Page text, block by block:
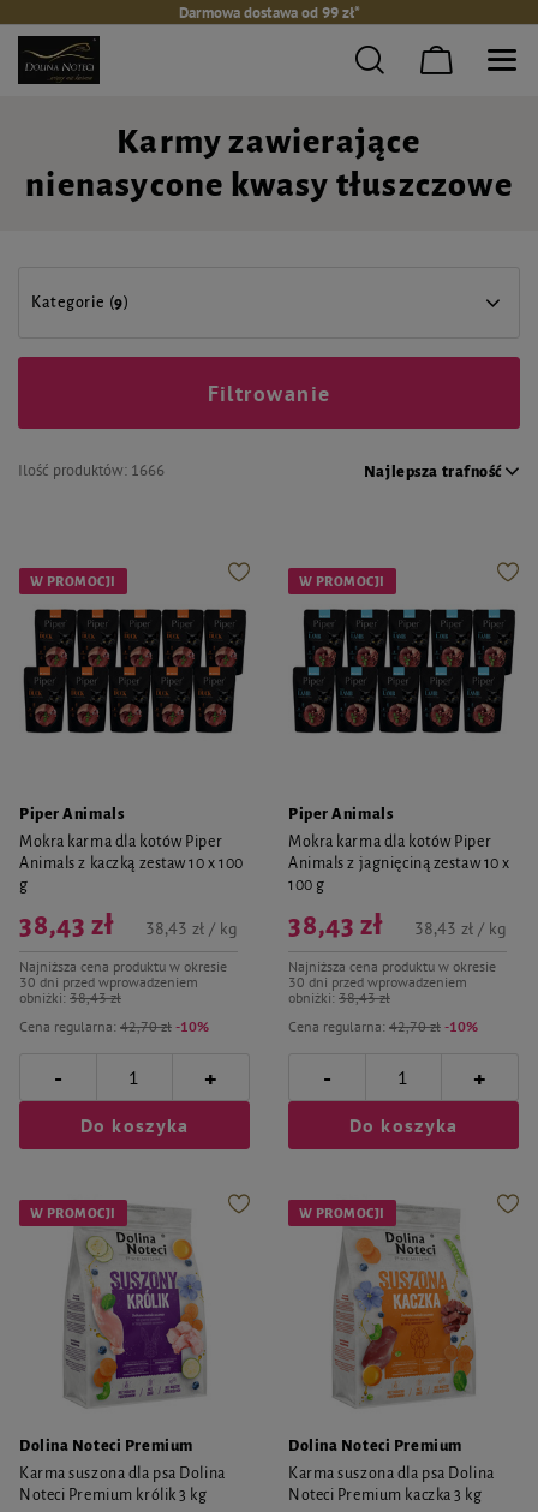
Darmowa dostawa od 99 zł*
Karmy zawierające
nienasycone kwasy tłuszczowe
Kategorie (9)
Ilość produktów: 1666 Najlepsza trafność
Filtrowanie
W PROMOCJI
Piper Animals
Mokra karma dla kotów Piper
Animals z kaczką zestaw 10 x 100
g
Cena regularna: 42,70 zł -10%
38,43 zł
Najniższa cena produktu w okresie
30 dni przed wprowadzeniem
obniżki: 38,43 zł
38,43 zł / kg
- +
Do koszyka
W PROMOCJI
Piper Animals
Mokra karma dla kotów Piper
Animals z jagnięciną zestaw 10 x
100 g
Cena regularna: 42,70 zł -10%
38,43 zł
Najniższa cena produktu w okresie
30 dni przed wprowadzeniem
obniżki: 38,43 zł
38,43 zł / kg
- +
Do koszyka
W PROMOCJI
Dolina Noteci Premium
Karma suszona dla psa Dolina
Noteci Premium królik 3 kg
W PROMOCJI
Dolina Noteci Premium
Karma suszona dla psa Dolina
Noteci Premium kaczka 3 kg